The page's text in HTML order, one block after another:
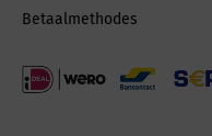
Betaalmethodes